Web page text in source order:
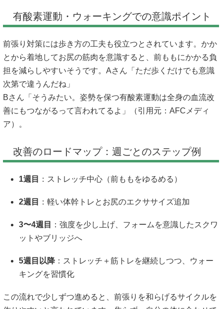
有酸素運動・ウォーキングでの意識ポイント
前張り対策には歩き方の工夫も役立つとされています。かか
とから着地してお尻の筋肉を意識すると、前ももにかかる負
担を減らしやすいそうです。Aさん「ただ歩くだけでも意識
次第で違うんだね」
Bさん「そうみたい。姿勢を保つ有酸素運動は全身の血流改
善にもつながるって言われてるよ」（引用元： AFCメディ
ア）。
改善のロードマップ：週ごとのステップ例
1週目 ：ストレッチ中心（前ももをゆるめる）
2週目 ：軽い体幹トレとお尻のエクササイズ追加
3〜4週目
：強度を少し上げ、フォームを意識したスクワ
ットやブリッジへ
5週目以降 ：ストレッチ＋筋トレを継続しつつ、ウォー
キングを習慣化
この流れで少しずつ進めると、前張りを和らげるサイクルを